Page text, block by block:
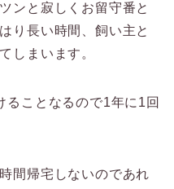
ンと寂しくお留守番と
り長い時間、飼い主と
しまいます。
ることなるので1年に1回
間帰宅しないのであれ